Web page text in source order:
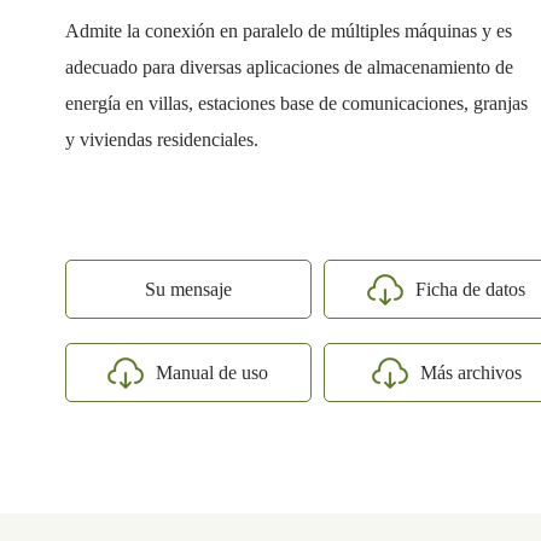
Admite la conexión en paralelo de múltiples máquinas y es
adecuado para diversas aplicaciones de almacenamiento de
energía en villas, estaciones base de comunicaciones, granjas
y viviendas residenciales.
Su mensaje Ficha de datos
Manual de uso Más archivos